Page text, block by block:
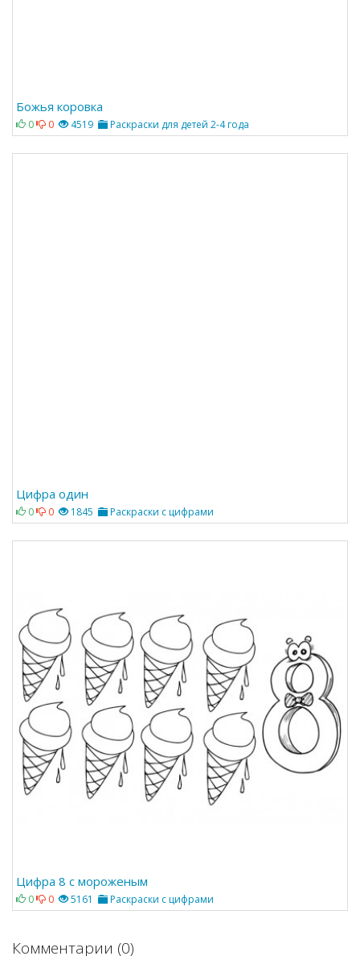
Божья коровка
0 0 4519 Раскраски для детей 2-4 года
Цифра один
0 0 1845 Раскраски с цифрами
Цифра 8 с мороженым
0 0 5161 Раскраски с цифрами
Комментарии (0)